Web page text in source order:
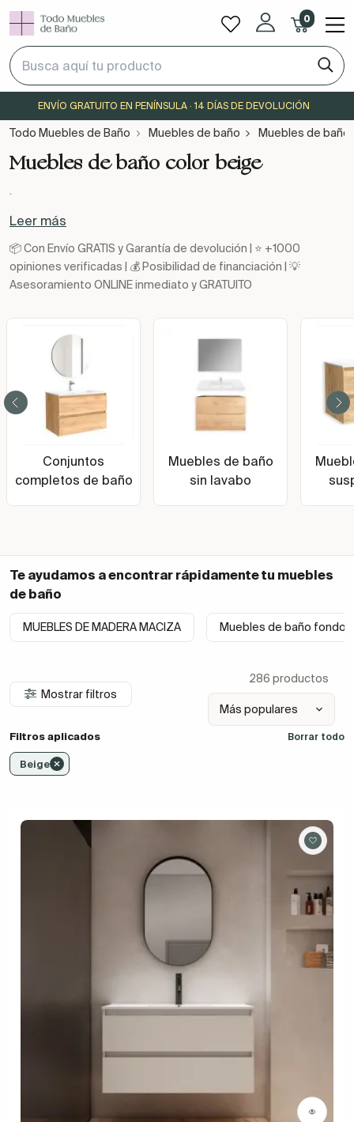
0
ENVÍO GRATUITO EN PENÍNSULA · 14 DÍAS DE DEVOLUCIÓN
Todo Muebles de Baño Muebles de baño Muebles de
Muebles de baño color beige
.
Leer más
📦 Con Envío GRATIS y Garantía de devolución | ⭐ +1000
opiniones verificadas | 💰 Posibilidad de financiación | 💡
Asesoramiento ONLINE inmediato y GRATUITO
Conjuntos
completos de baño
Muebles de baño
sin lavabo
Te ayudamos a encontrar rápidamente tu muebles
de baño
MUEBLES DE MADERA MACIZA Muebles de baño fondo
Mostrar filtros
286 productos
Filtros aplicados Borrar todo
Beige